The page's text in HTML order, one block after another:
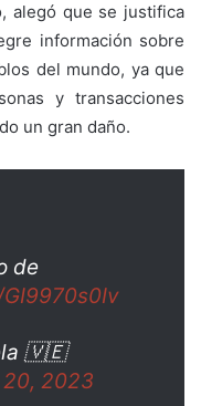
alegó que se justifica
información sobre
del mundo, ya que
y transacciones
un gran daño.
de
🇻🇪
2023